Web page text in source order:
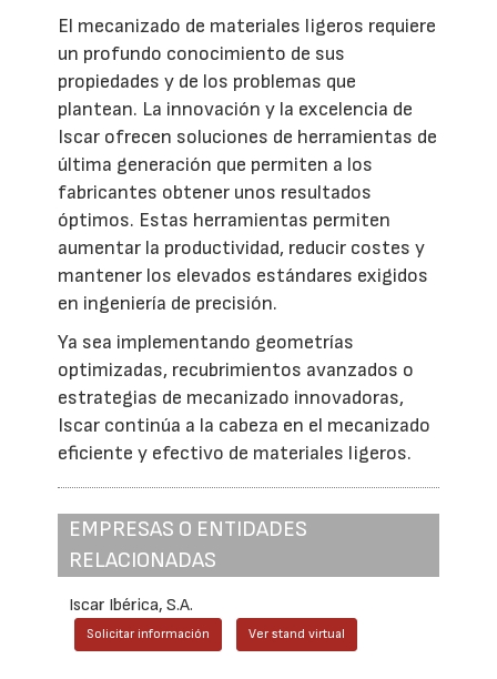
El mecanizado de materiales ligeros requiere
un profundo conocimiento de sus
propiedades y de los problemas que
plantean. La innovación y la excelencia de
Iscar ofrecen soluciones de herramientas de
última generación que permiten a los
fabricantes obtener unos resultados
óptimos. Estas herramientas permiten
aumentar la productividad, reducir costes y
mantener los elevados estándares exigidos
en ingeniería de precisión.
Ya sea implementando geometrías
optimizadas, recubrimientos avanzados o
estrategias de mecanizado innovadoras,
Iscar continúa a la cabeza en el mecanizado
eficiente y efectivo de materiales ligeros.
EMPRESAS O ENTIDADES
RELACIONADAS
Iscar Ibérica, S.A.
Solicitar información Ver stand virtual